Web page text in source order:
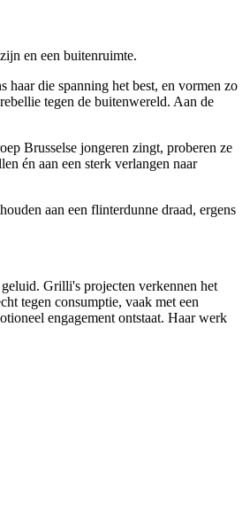
en een buitenruimte.
die spanning het best, en vormen zo
tegen de buitenwereld. Aan de
Brusselse jongeren zingt, proberen ze
én aan een sterk verlangen naar
aan een flinterdunne draad, ergens
Grilli's projecten verkennen het
tegen consumptie, vaak met een
engagement ontstaat. Haar werk